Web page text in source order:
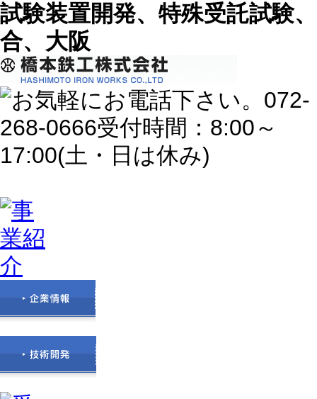
試験装置開発、特殊受託試験
合、大阪